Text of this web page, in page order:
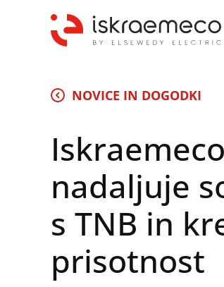
NOVICE IN DOGODKI
nadaljuje
s TNB in
prisotnost